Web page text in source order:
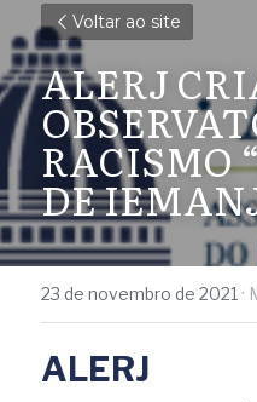
Voltar ao site
ALERJ
RACISMO
DE
23 de novembro de 2021 ·